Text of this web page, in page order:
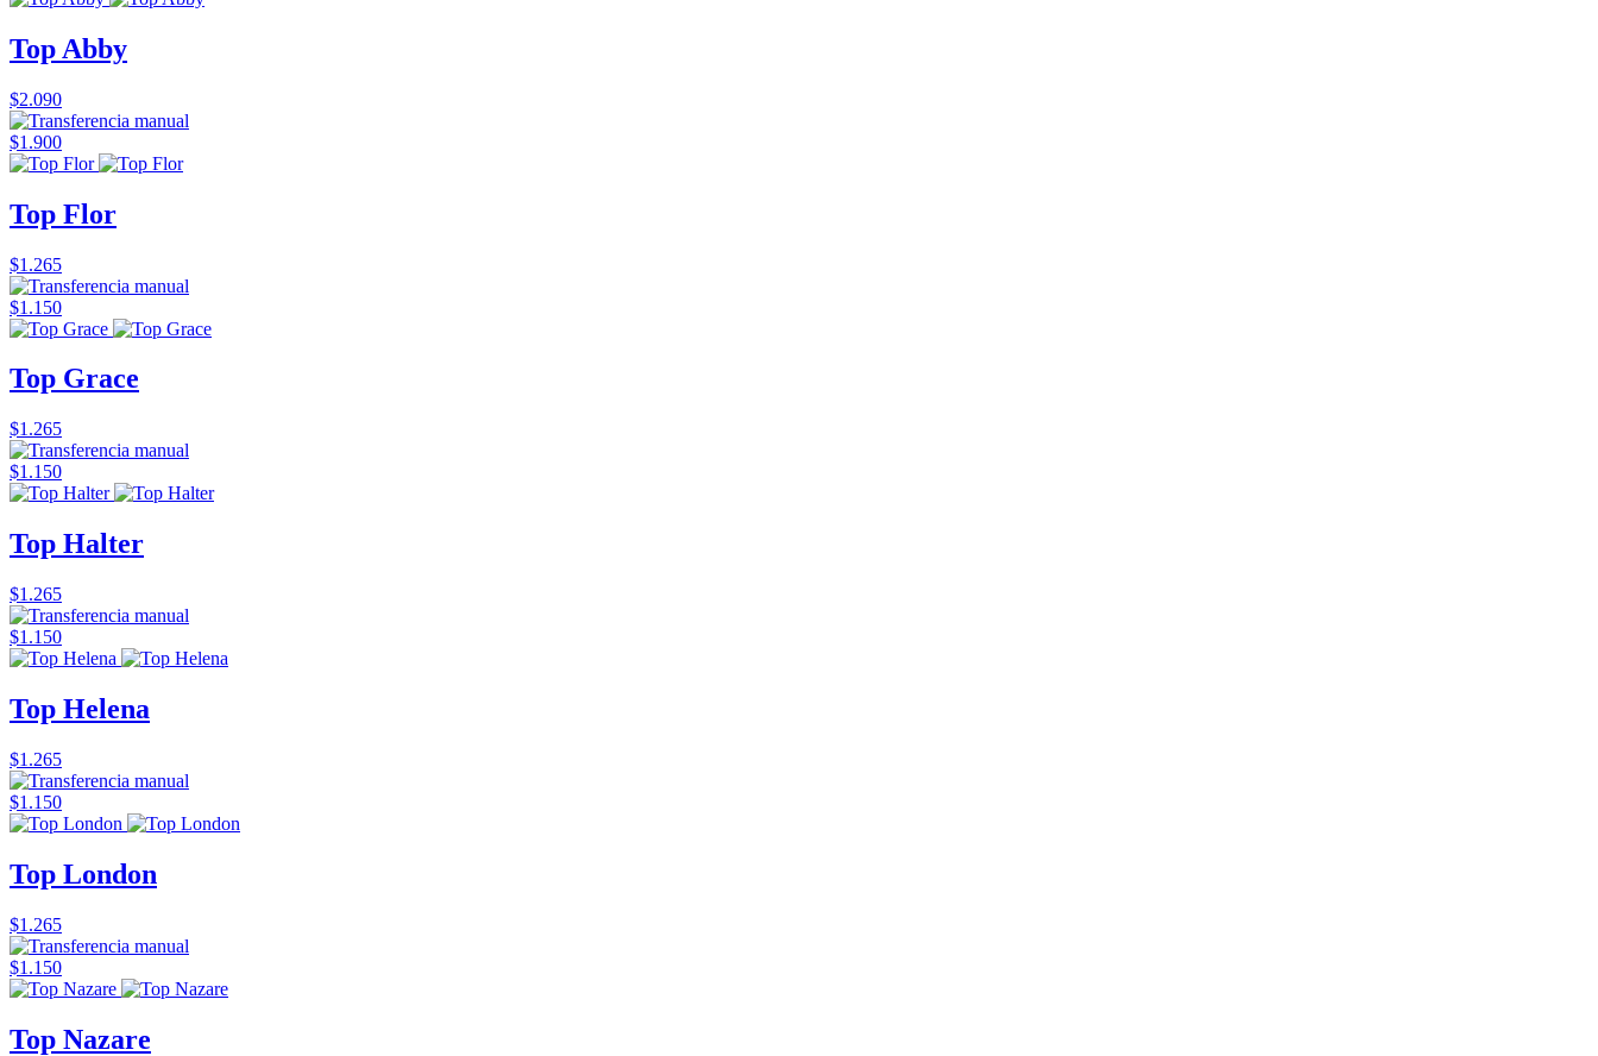
Top Abby
$2.090
$1.900
Top Flor
$1.265
$1.150
Top Grace
$1.265
$1.150
Top Halter
$1.265
$1.150
Top Helena
$1.265
$1.150
Top London
$1.265
$1.150
Top Nazare